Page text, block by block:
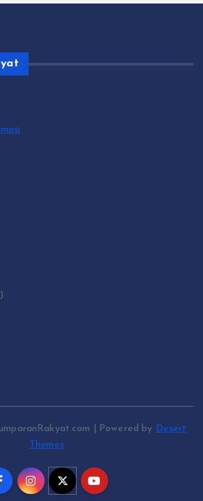
| Powered by Desert
Themes